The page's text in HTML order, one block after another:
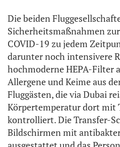
Die beiden
Sicherheitsmaßnahmen
COVID-19 zu jedem
darunter noch intensivere
hochmoderne HEPA-Filter
Allergene und Keime aus
Fluggästen, die via Dubai
Körpertemperatur dort mit
kontrolliert. Die Transfer-
Bildschirmen mit